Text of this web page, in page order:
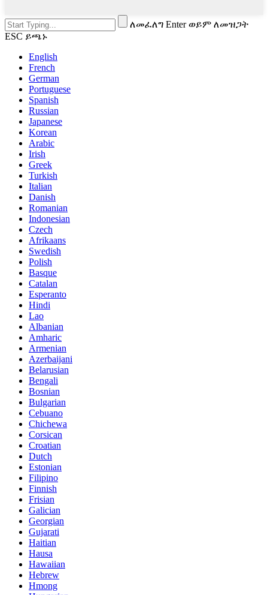
ለመፈለግ Enter ወይም ለመዝጋት
ESC ይጫኑ
English
French
German
Portuguese
Spanish
Russian
Japanese
Korean
Arabic
Irish
Greek
Turkish
Italian
Danish
Romanian
Indonesian
Czech
Afrikaans
Swedish
Polish
Basque
Catalan
Esperanto
Hindi
Lao
Albanian
Amharic
Armenian
Azerbaijani
Belarusian
Bengali
Bosnian
Bulgarian
Cebuano
Chichewa
Corsican
Croatian
Dutch
Estonian
Filipino
Finnish
Frisian
Galician
Georgian
Gujarati
Haitian
Hausa
Hawaiian
Hebrew
Hmong